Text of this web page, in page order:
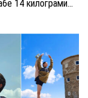
14 килограми...